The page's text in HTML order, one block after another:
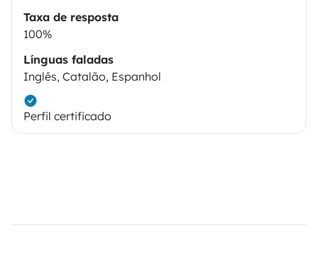
Taxa de resposta
100%
Línguas faladas
Inglês, Catalão, Espanhol
Perfil certificado